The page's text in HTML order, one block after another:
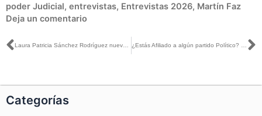
poder Judicial, entrevistas, Entrevistas 2026, Martín Faz
Deja un comentario
Ant
Categorías